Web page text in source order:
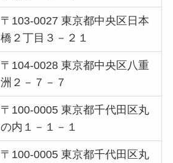
〒103-0027 東京都中央区日本
橋２丁目３－２１
〒104-0028 東京都中央区八重
洲２－７－７
〒100-0005 東京都千代田区丸
の内１－１－１
〒100-0005 東京都千代田区丸